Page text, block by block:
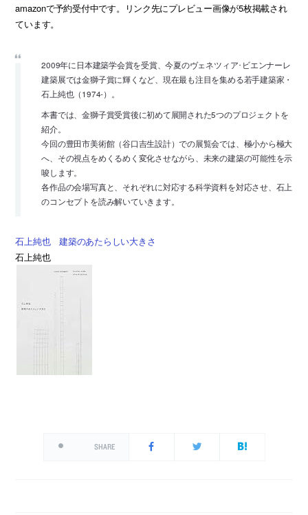
amazonで予約受付中です。リンク先にプレビュー画像が5枚掲載され
ています。
2009年に日本建築学会賞を受賞、今夏のヴェネツィア･ビエンナーレ
建築展では金獅子賞に輝くなど、現在最も注目を集める若手建築家・
石上純也（1974-）。
本書では、金獅子賞受賞後に初めて展開された5つのプロジェクトを
紹介。
今回の豊田市美術館（谷口吉生設計）での展覧会では、極小から極大
へ、その視点をめくるめく変化させながら、未来の建築の可能性を示
唆します。
各作品の会場写真と、それぞれに対応する科学資料を対応させ、石上
のコンセプトを読み解いていきます。
石上純也 建築のあたらしい大きさ
石上純也
SHARE